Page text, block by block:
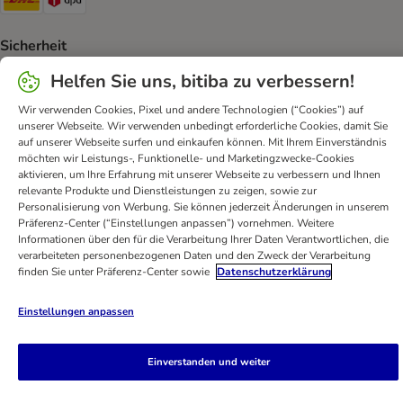
Sicherheit
Security
FAQ & Kontakt
Allgemeine Geschäftsbedingungen
Datenschutz
Impressum
Digital Services Act
Versandinformationen
Zahlungsarten
Vertrag widerrufen
Entsorgungs-und Umweltbestimmungen
Erklärung zur Barrierefreiheit
Helfen Sie uns, bitiba zu verbessern!
Wir verwenden Cookies, Pixel und andere Technologien (“Cookies”) auf
unserer Webseite. Wir verwenden unbedingt erforderliche Cookies, damit Sie
auf unserer Webseite surfen und einkaufen können. Mit Ihrem Einverständnis
möchten wir Leistungs-, Funktionelle- und Marketingzwecke-Cookies
aktivieren, um Ihre Erfahrung mit unserer Webseite zu verbessern und Ihnen
relevante Produkte und Dienstleistungen zu zeigen, sowie zur
Personalisierung von Werbung. Sie können jederzeit Änderungen in unserem
Präferenz-Center (“Einstellungen anpassen”) vornehmen. Weitere
Informationen über den für die Verarbeitung Ihrer Daten Verantwortlichen, die
verarbeiteten personenbezogenen Daten und den Zweck der Verarbeitung
finden Sie unter Präferenz-Center sowie Datenschutzerklärung
Einstellungen anpassen
Einverstanden und weiter